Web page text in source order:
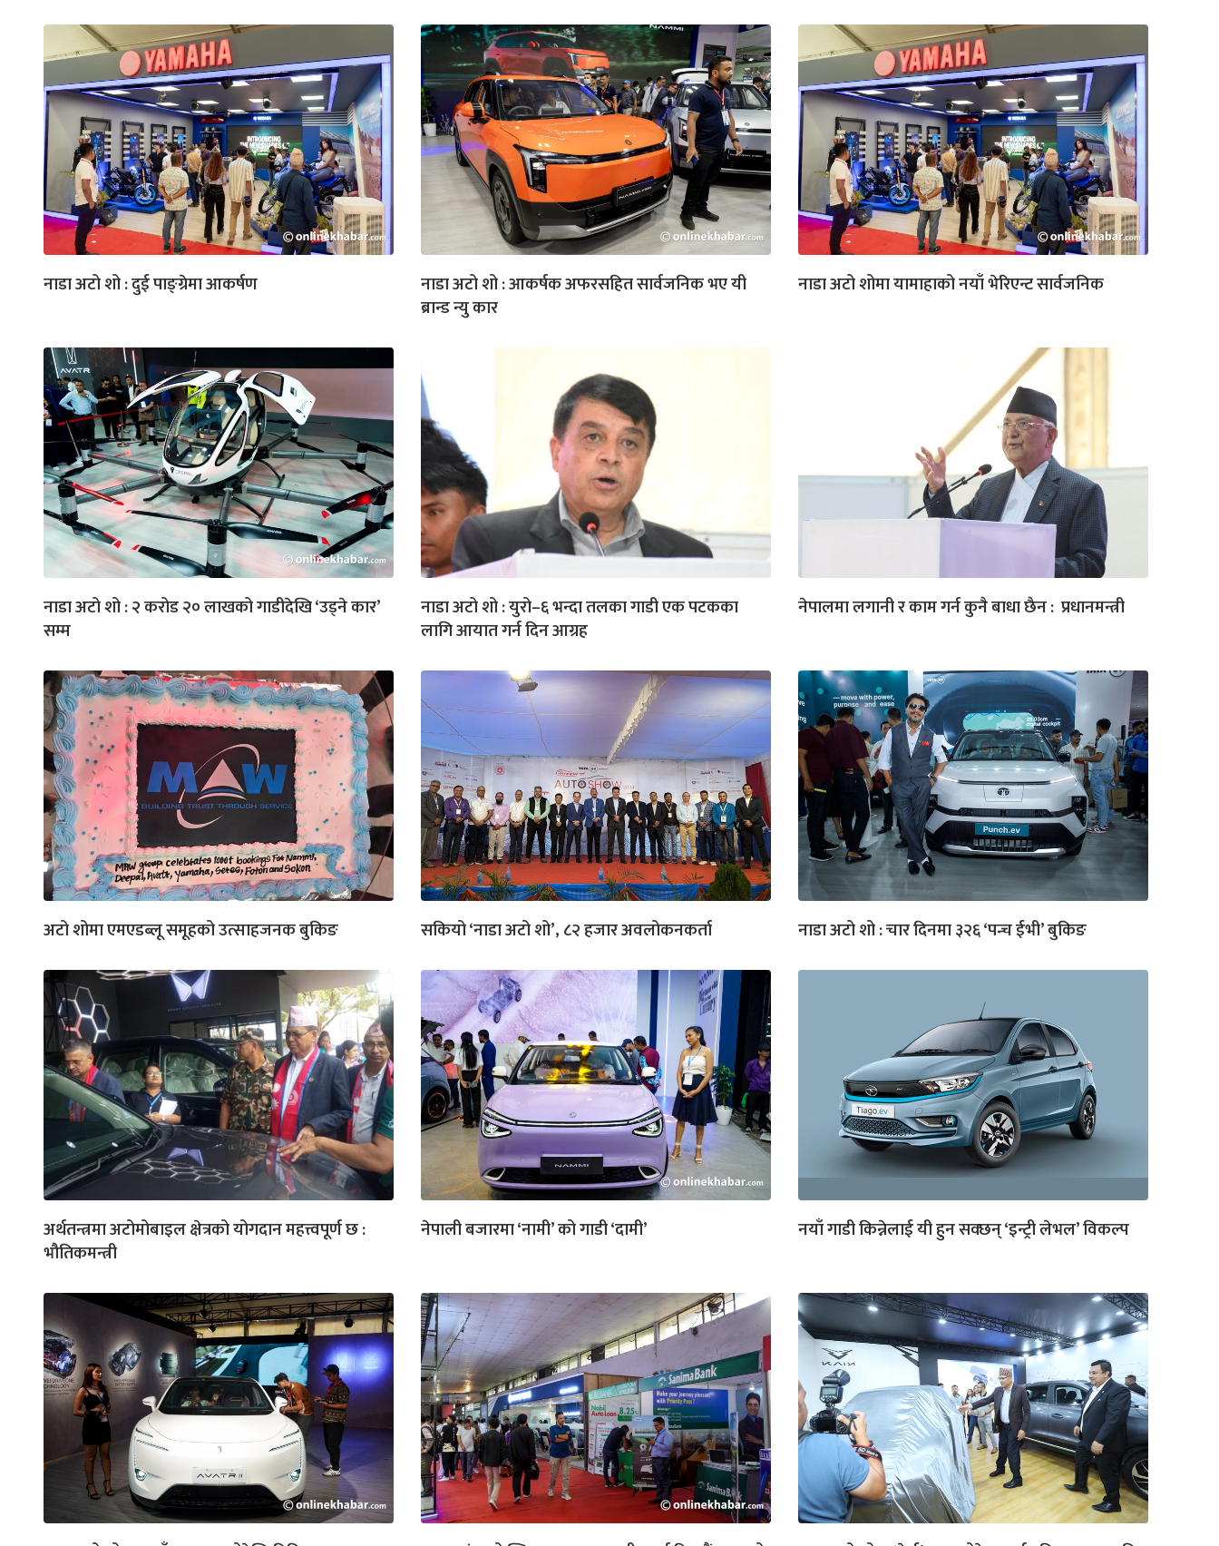
नाडा अटो शो : दुई पाङ्ग्रेमा आकर्षण
नाडा अटो शो : आकर्षक अफरसहित सार्वजनिक भए यी
ब्रान्ड न्यु कार
नाडा अटो शोमा यामाहाको नयाँ भेरिएन्ट सार्वजनिक
नाडा अटो शो : २ करोड २० लाखको गाडीदेखि ‘उड्ने कार’
सम्म
नाडा अटो शो : युरो–६ भन्दा तलका गाडी एक पटकका
लागि आयात गर्न दिन आग्रह
नेपालमा लगानी र काम गर्न कुनै बाधा छैन : प्रधानमन्त्री
अटो शोमा एमएडब्लू समूहको उत्साहजनक बुकिङ सकियो ‘नाडा अटो शो’, ८२ हजार अवलोकनकर्ता नाडा अटो शो : चार दिनमा ३२६ ‘पन्च ईभी’ बुकिङ
अर्थतन्त्रमा अटोमोबाइल क्षेत्रको योगदान महत्त्वपूर्ण छ :
भौतिकमन्त्री
नेपाली बजारमा ‘नामी’ को गाडी ‘दामी’ नयाँ गाडी किन्नेलाई यी हुन सक्छन् ‘इन्ट्री लेभल’ विकल्प